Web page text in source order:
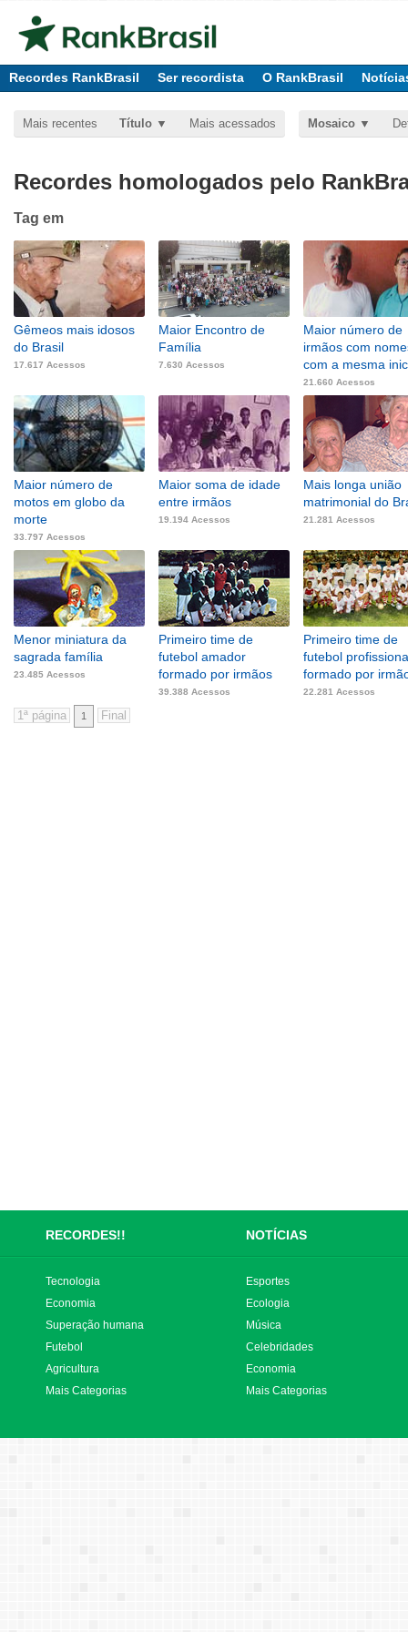
Recordes RankBrasil Ser recordista O RankBrasil
Mais recentes Título Mais acessados Mosaico
Recordes homologados pelo
Tag em
Gêmeos mais idosos
do Brasil
17.617 Acessos
Maior Encontro de
Família
7.630 Acessos
Maior número de
irmãos com
com a mesma
21.660 Acessos
Maior número de
motos em globo da
morte
33.797 Acessos
Maior soma de idade
entre irmãos
19.194 Acessos
Mais longa união
matrimonial do
21.281 Acessos
Menor miniatura da
sagrada família
23.485 Acessos
Primeiro time de
futebol amador
formado por irmãos
39.388 Acessos
Primeiro time de
futebol
formado por
22.281 Acessos
1
RECORDES!! NOTÍCIAS
Tecnologia
Economia
Superação humana
Futebol
Agricultura
Mais Categorias
Esportes
Ecologia
Música
Celebridades
Economia
Mais Categorias